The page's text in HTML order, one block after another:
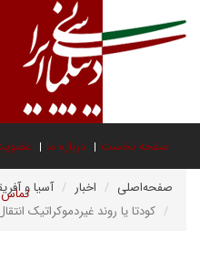
صفحه نخست درباره ما
تماس صفحه‌اصلی اخبار
آسیا و
کودتا یا روند غیردموکراتیک